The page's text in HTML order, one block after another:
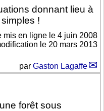
donnant lieu à
!
mis en ligne le 4 juin 2008
le 20 mars 2013
par Gaston Lagaffe
forêt sous